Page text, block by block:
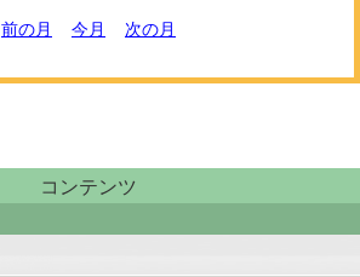
前の月 今月 次の月
コンテンツ